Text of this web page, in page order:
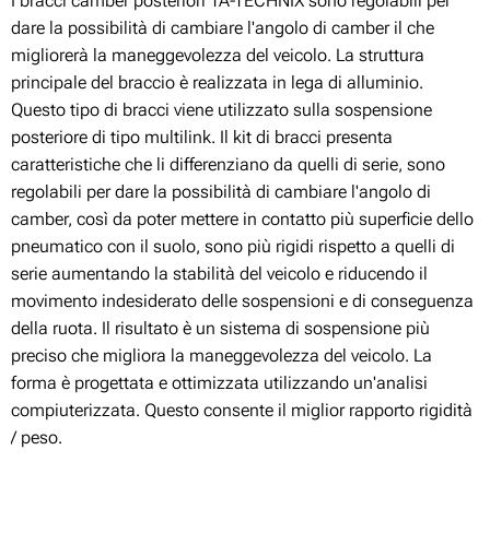
dare la possibilità di cambiare l'angolo di camber il che
migliorerà la maneggevolezza del veicolo. La struttura
principale del braccio è realizzata in lega di alluminio.
Questo tipo di bracci viene utilizzato sulla sospensione
posteriore di tipo multilink. Il kit di bracci presenta
caratteristiche che li differenziano da quelli di serie, sono
regolabili per dare la possibilità di cambiare l'angolo di
camber, così da poter mettere in contatto più superficie dello
pneumatico con il suolo, sono più rigidi rispetto a quelli di
serie aumentando la stabilità del veicolo e riducendo il
movimento indesiderato delle sospensioni e di conseguenza
della ruota. Il risultato è un sistema di sospensione più
preciso che migliora la maneggevolezza del veicolo. La
forma è progettata e ottimizzata utilizzando un'analisi
compiuterizzata. Questo consente il miglior rapporto rigidità
/ peso.